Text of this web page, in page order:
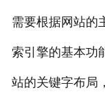
需要根据网站的
索引擎的基本功
站的关键字布局